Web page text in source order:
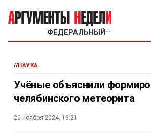
ФЕДЕРАЛЬНЫЙ ﹀
//НАУКА
Учёные объяснили
челябинского метеорита
20 ноября 2024, 16:21